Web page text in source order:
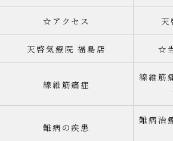
☆アクセス 天
天啓気療院 福島店 ☆
線維筋痛症
線維筋
難病の疾患
難病治